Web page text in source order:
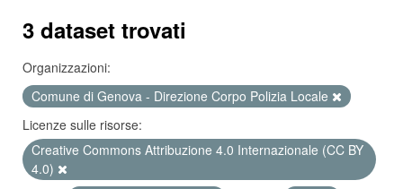
3 dataset trovati
Organizzazioni:
Comune di Genova - Direzione Corpo Polizia Locale
Licenze sulle risorse:
Creative Commons Attribuzione 4.0 Internazionale (CC BY
4.0)